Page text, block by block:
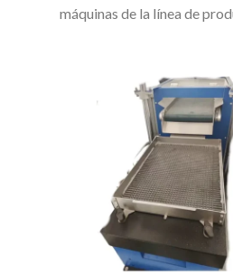
máquinas de la línea de